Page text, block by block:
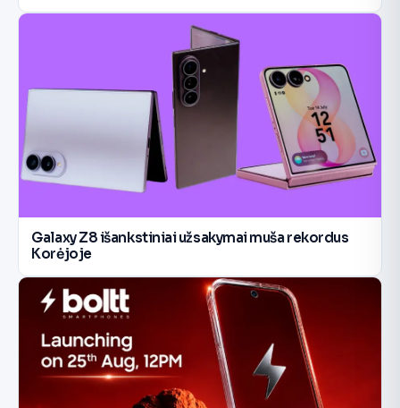
Galaxy Z8 išankstiniai užsakymai muša rekordus
Korėjoje